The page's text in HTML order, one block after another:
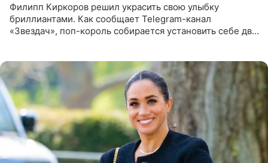
Филипп Киркоров решил украсить свою улыбку
бриллиантами. Как сообщает Telegram-канал
«Звездач», поп-король собирается установить себе два